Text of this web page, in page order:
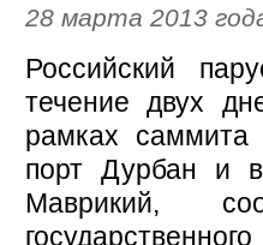
28 марта 2013
Российский
течение двух
рамках
порт Дурбан и
Маврикий,